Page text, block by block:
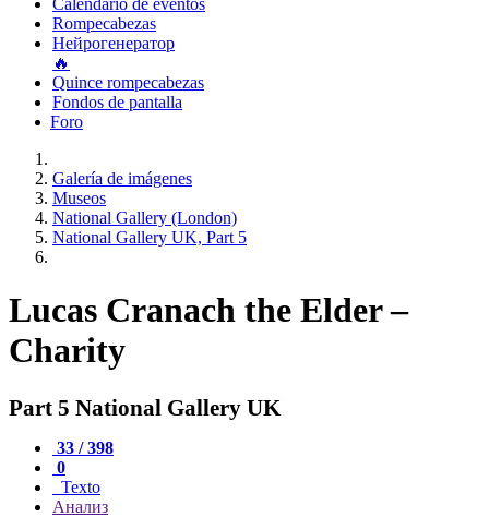
Calendario de eventos
Rompecabezas
Нейрогенератор
🔥
Quince rompecabezas
Fondos de pantalla
Foro
Galería de imágenes
Museos
National Gallery (London)
National Gallery UK, Part 5
Lucas Cranach the Elder –
Charity
Part 5 National Gallery UK
33 / 398
0
Texto
Анализ